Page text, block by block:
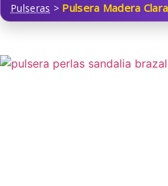
Pulseras > Pulsera Madera